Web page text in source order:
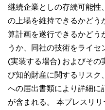
継続企業としの存続可能
の上場を維持できるかどう
算計画を遂行できるかどう
うか、同社の技術をライ
(実装する場合) およびその
び知的財産に関するリスク
への届出書類により詳細に
が含まれる。 本プレスリ